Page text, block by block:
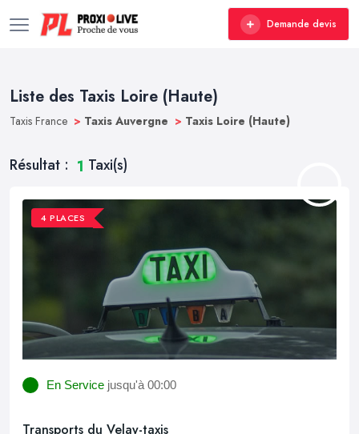
Demande devis
Liste des Taxis Loire (Haute)
Taxis France > Taxis Auvergne > Taxis Loire (Haute)
Résultat : 1 Taxi(s)
4 PLACES
En Service jusqu'à 00:00
Transports du Velay-taxis